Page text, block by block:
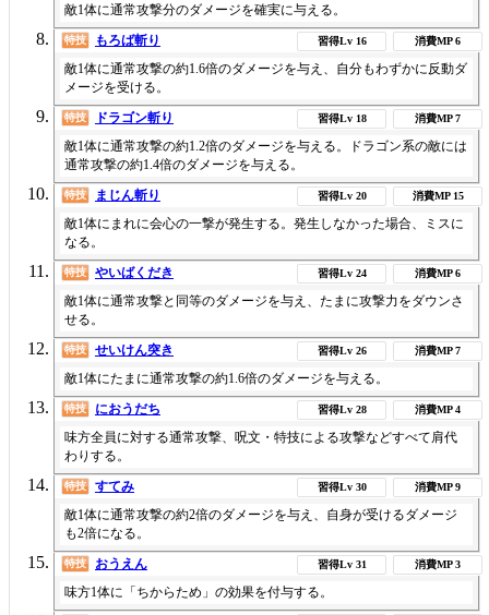
敵1体に通常攻撃分のダメージを確実に与える。
特技 もろば斬り 16 6
敵1体に通常攻撃の約1.6倍のダメージを与え、自分もわずかに反動ダ
メージを受ける。
特技 ドラゴン斬り 18 7
敵1体に通常攻撃の約1.2倍のダメージを与える。ドラゴン系の敵には
通常攻撃の約1.4倍のダメージを与える。
特技 まじん斬り 20 15
敵1体にまれに会心の一撃が発生する。発生しなかった場合、ミスに
なる。
特技 やいばくだき 24 6
敵1体に通常攻撃と同等のダメージを与え、たまに攻撃力をダウンさ
せる。
特技 せいけん突き 26 7
敵1体にたまに通常攻撃の約1.6倍のダメージを与える。
特技 におうだち 28 4
味方全員に対する通常攻撃、呪文・特技による攻撃などすべて肩代
わりする。
特技 すてみ 30 9
敵1体に通常攻撃の約2倍のダメージを与え、自身が受けるダメージ
も2倍になる。
特技 おうえん 31 3
味方1体に「ちからため」の効果を付与する。